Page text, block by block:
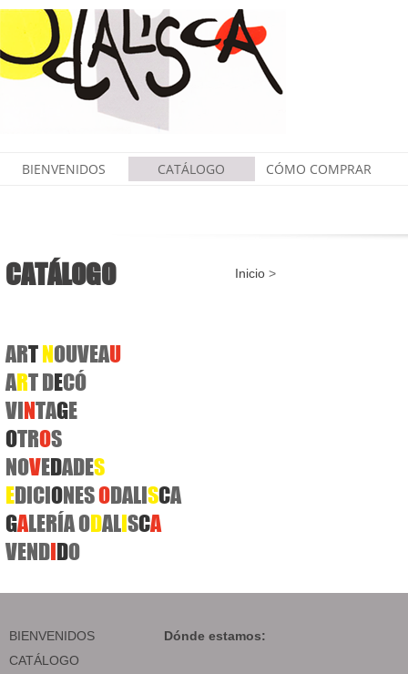
BIENVENIDOS CATÁLOGO CÓMO COMPRAR
CATÁLOGO
ARTNOUVEAU
ART DECÓ
VINTAGE
OTROS
NOVEDADES
EDICIONESODALISCA
GALERÍA ODALISCA
VENDIDO
Inicio >
BIENVENIDOS
CATÁLOGO
Dónde estamos: